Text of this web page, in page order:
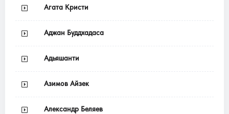
Агата Кристи
Аджан Буддхадаса
Адьяшанти
Азимов Айзек
Александр Беляев